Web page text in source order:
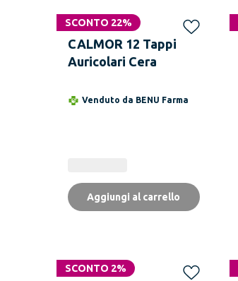
SCONTO 22%
CALMOR 12 Tappi
Auricolari Cera
Venduto da BENU Farma
Aggiungi al carrello
SCONTO 2%